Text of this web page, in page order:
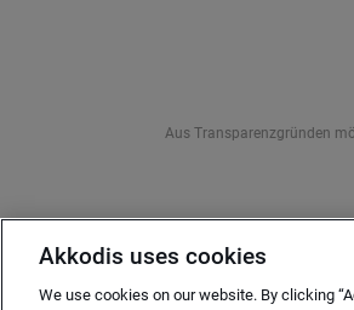
Aus Transparenzgründen
Akkodis uses cookies
We use cookies on our website. By clicking